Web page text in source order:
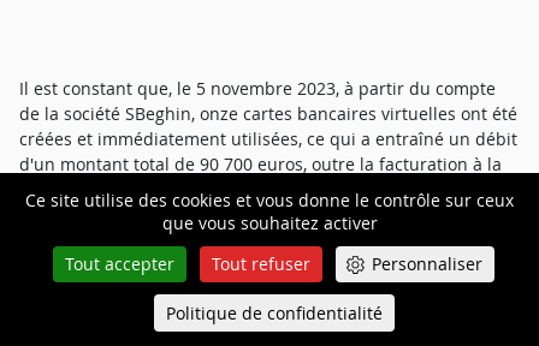
Ce site utilise des cookies et vous donne le contrôle sur ceux
que vous souhaitez activer
Tout accepter
Tout refuser Personnaliser
Politique de confidentialité
Il est constant que, le 5 novembre 2023, à partir du compte
de la société SBeghin, onze cartes bancaires virtuelles ont été
créées et immédiatement utilisées, ce qui a entraîné un débit
d'un montant total de 90 700 euros, outre la facturation à la
société SBeghin de frais d'un montant total de 28,80 euros.
Les parties s'accordent sur le fait que ces opérations de
paiement, que la société SBeghin nie avoir initié, n'étaient pas
autorisées.
Queue-Fair